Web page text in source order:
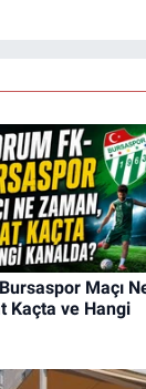
Maçı
Kaçta ve Hangi